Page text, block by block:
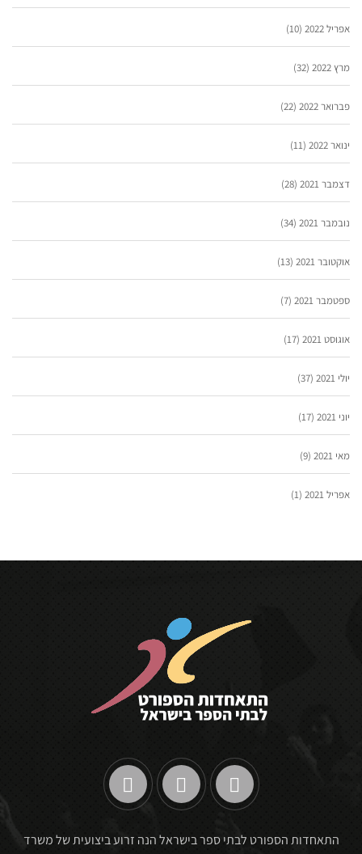
אפריל 2022 (10)
מרץ 2022 (32)
פברואר 2022 (22)
ינואר 2022 (11)
דצמבר 2021 (28)
נובמבר 2021 (34)
אוקטובר 2021 (13)
ספטמבר 2021 (7)
אוגוסט 2021 (17)
יולי 2021 (37)
יוני 2021 (17)
מאי 2021 (9)
אפריל 2021 (1)
התאחדות הספורט לבתי ספר בישראל הנה זרוע ביצועית של משרד